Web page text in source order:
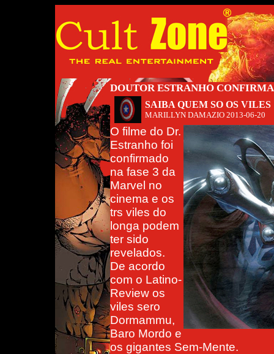
DOUTOR ESTRANHO
SAIBA QUEM SO OS VILES
MARILLYN DAMAZIO 2013-06-20
O filme do Dr.
Estranho foi
confirmado
na fase 3 da
Marvel no
cinema e os
trs viles do
longa podem
ter sido
revelados.
De acordo
com o Latino-
Review os
viles sero
Dormammu,
Baro Mordo e
os gigantes Sem-Mente.